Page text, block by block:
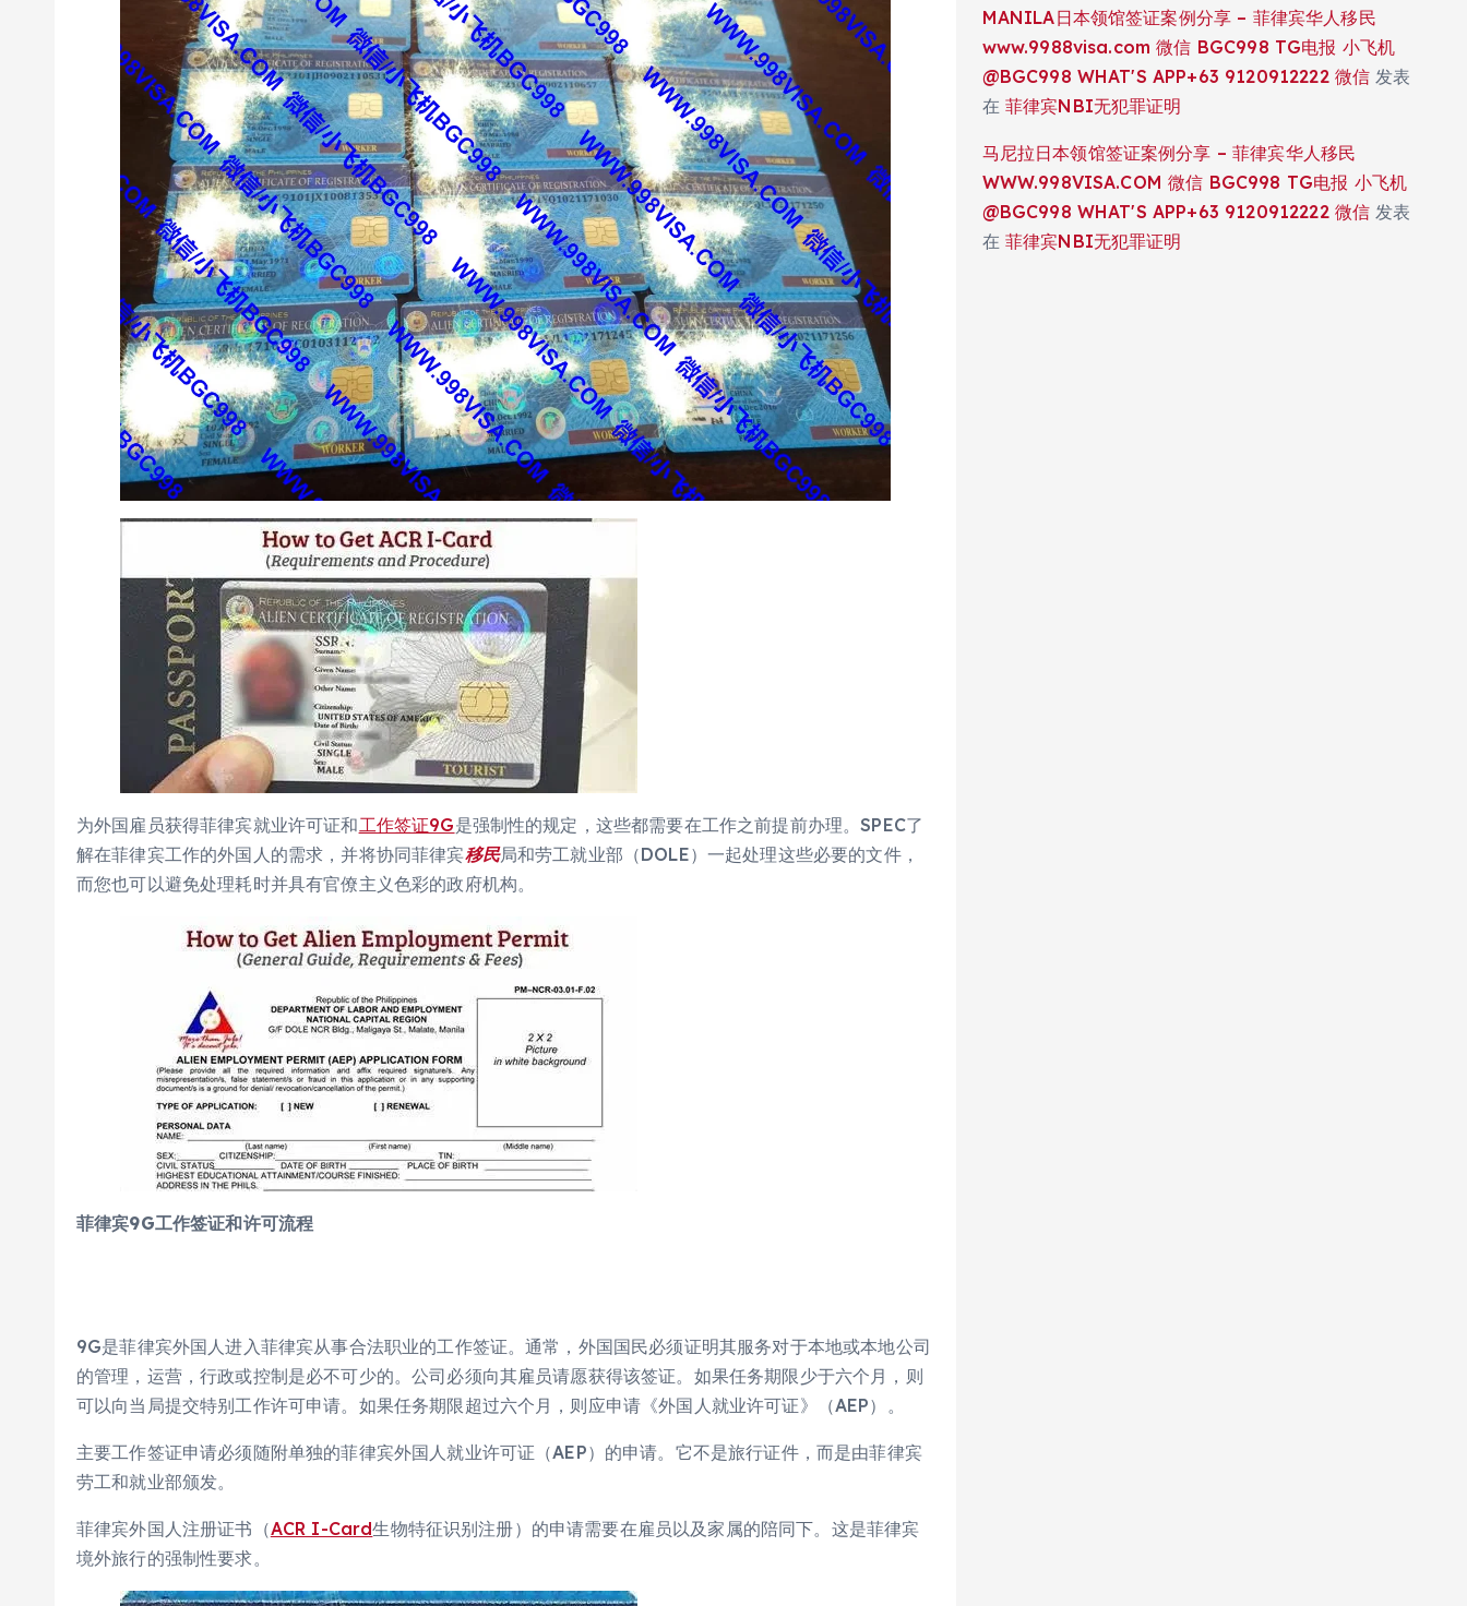
为外国雇员获得菲律宾就业许可证和工作签证9G是强制性的规定，这些都需要在工作之前提前办理。SPEC了
解在菲律宾工作的外国人的需求，并将协同菲律宾移民局和劳工就业部（DOLE）一起处理这些必要的文件，
而您也可以避免处理耗时并具有官僚主义色彩的政府机构。
菲律宾9G工作签证和许可流程
9G是菲律宾外国人进入菲律宾从事合法职业的工作签证。通常，外国国民必须证明其服务对于本地或本地公司
的管理，运营，行政或控制是必不可少的。公司必须向其雇员请愿获得该签证。如果任务期限少于六个月，则
可以向当局提交特别工作许可申请。如果任务期限超过六个月，则应申请《外国人就业许可证》（AEP）。
主要工作签证申请必须随附单独的菲律宾外国人就业许可证（AEP）的申请。它不是旅行证件，而是由菲律宾
劳工和就业部颁发。
菲律宾外国人注册证书（ACR I-Card生物特征识别注册）的申请需要在雇员以及家属的陪同下。这是菲律宾
境外旅行的强制性要求。
MANILA日本领馆签证案例分享 – 菲律宾华人移民
www.9988visa.com 微信 BGC998 TG电报 小飞机
@BGC998 WHAT'S APP+63 9120912222 微信 发表
在 菲律宾NBI无犯罪证明
马尼拉日本领馆签证案例分享 – 菲律宾华人移民
WWW.998VISA.COM 微信 BGC998 TG电报 小飞机
@BGC998 WHAT'S APP+63 9120912222 微信 发表
在 菲律宾NBI无犯罪证明